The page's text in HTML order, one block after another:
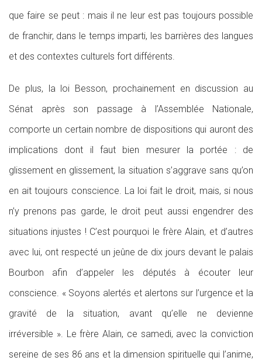
que faire se peut : mais il ne leur est pas toujours possible
de franchir, dans le temps imparti, les barrières des langues
et des contextes culturels fort différents.
De plus, la loi Besson, prochainement en discussion au
Sénat après son passage à l’Assemblée Nationale,
comporte un certain nombre de dispositions qui auront des
implications dont il faut bien mesurer la portée : de
glissement en glissement, la situation s’aggrave sans qu’on
en ait toujours conscience. La loi fait le droit, mais, si nous
n’y prenons pas garde, le droit peut aussi engendrer des
situations injustes ! C’est pourquoi le frère Alain, et d’autres
avec lui, ont respecté un jeûne de dix jours devant le palais
Bourbon afin d’appeler les députés à écouter leur
conscience. « Soyons alertés et alertons sur l’urgence et la
gravité de la situation, avant qu’elle ne devienne
irréversible ». Le frère Alain, ce samedi, avec la conviction
sereine de ses 86 ans et la dimension spirituelle qui l’anime,